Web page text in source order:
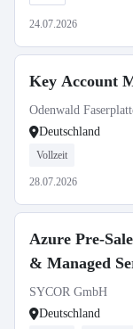
24.07.2026
Key Account
Odenwald
Deutschland
Vollzeit
28.07.2026
Azure Pre-
& Managed
SYCOR GmbH
Deutschland